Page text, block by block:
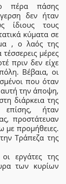
πέρα πάσης
δεν ήταν
ίδιους τους
κύματα σε
, ο λαός της
μέρες
πριν δεν είχε
Βέβαια, οι
που όταν
την άποψη,
διάρκεια της
ήταν
προστάτευαν
με προμήθειες.
Τράπεζα της
εργάτες της
των κυρίων